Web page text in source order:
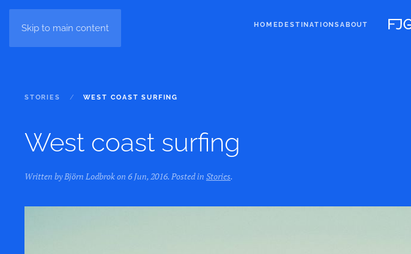
Skip to main content HOMEDESTINATIONSABOUT
STORIES WEST COAST SURFING
West coast surfing
Written by Björn Lodbrok on 6 Jun, 2016. Posted in Stories.